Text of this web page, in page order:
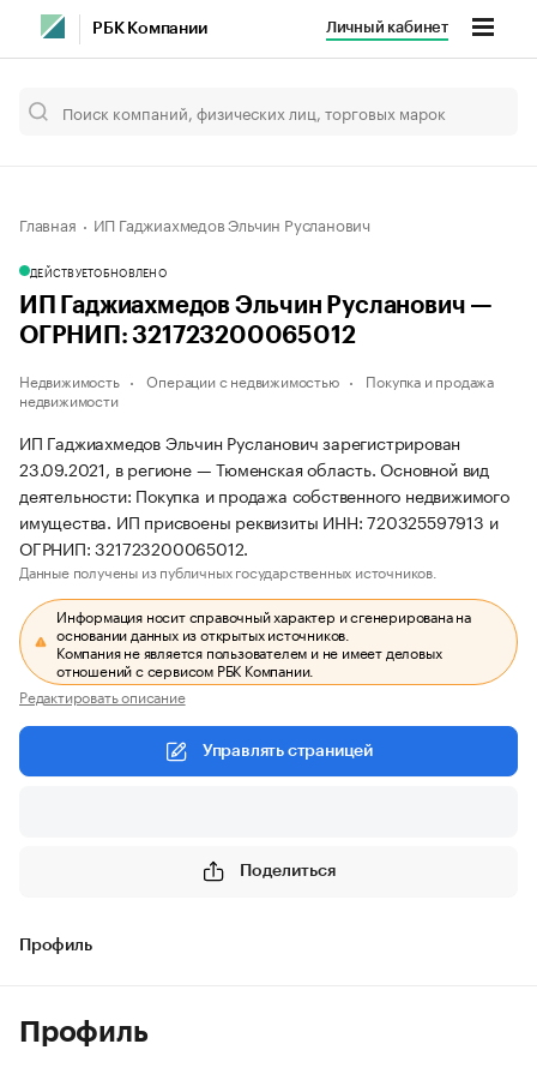
РБК Компании Личный кабинет
Главная ИП Гаджиахмедов Эльчин Русланович
ДЕЙСТВУЕТОБНОВЛЕНО
ИП Гаджиахмедов Эльчин Русланович —
ОГРНИП: 321723200065012
Недвижимость Операции с недвижимостью
Покупка и продажа
недвижимости
ИП Гаджиахмедов Эльчин Русланович зарегистрирован
23.09.2021, в регионе — Тюменская область. Основной вид
деятельности: Покупка и продажа собственного недвижимого
имущества. ИП присвоены реквизиты ИНН: 720325597913 и
ОГРНИП: 321723200065012.
Данные получены из публичных государственных источников.
Информация носит справочный характер и сгенерирована на
основании данных из открытых источников.
Компания не является пользователем и не имеет деловых
отношений с сервисом РБК Компании.
Редактировать описание
Управлять страницей
Поделиться
Профиль
Профиль